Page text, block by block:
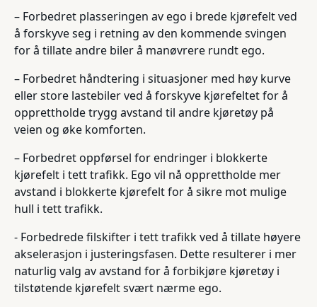
– Forbedret plasseringen av ego i brede kjørefelt ved
å forskyve seg i retning av den kommende svingen
for å tillate andre biler å manøvrere rundt ego.
– Forbedret håndtering i situasjoner med høy kurve
eller store lastebiler ved å forskyve kjørefeltet for å
opprettholde trygg avstand til andre kjøretøy på
veien og øke komforten.
– Forbedret oppførsel for endringer i blokkerte
kjørefelt i tett trafikk. Ego vil nå opprettholde mer
avstand i blokkerte kjørefelt for å sikre mot mulige
hull i tett trafikk.
- Forbedrede filskifter i tett trafikk ved å tillate høyere
akselerasjon i justeringsfasen. Dette resulterer i mer
naturlig valg av avstand for å forbikjøre kjøretøy i
tilstøtende kjørefelt svært nærme ego.